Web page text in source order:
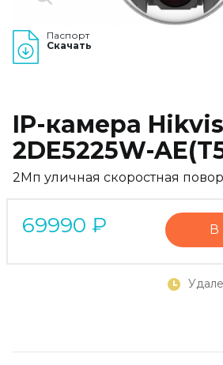
Паспорт
Скачать
IP-камера
2DE5225W-
2Мп уличная скоростная
69990 ₽ В